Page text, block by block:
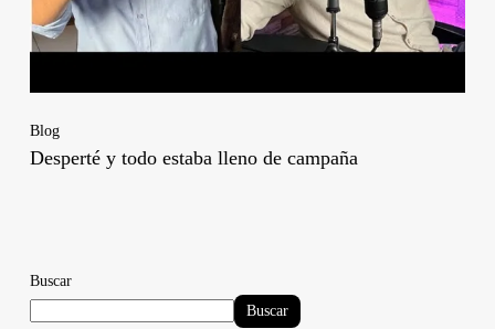
Blog
Desperté y todo estaba lleno de campaña
Buscar
Buscar